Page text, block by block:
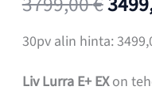
hinta
oli:
30pv alin hinta:
Liv Lurra E+ EXon